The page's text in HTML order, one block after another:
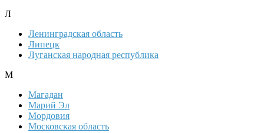
Л
Ленинградская область
Липецк
Луганская народная республика
М
Магадан
Марий Эл
Мордовия
Московская область